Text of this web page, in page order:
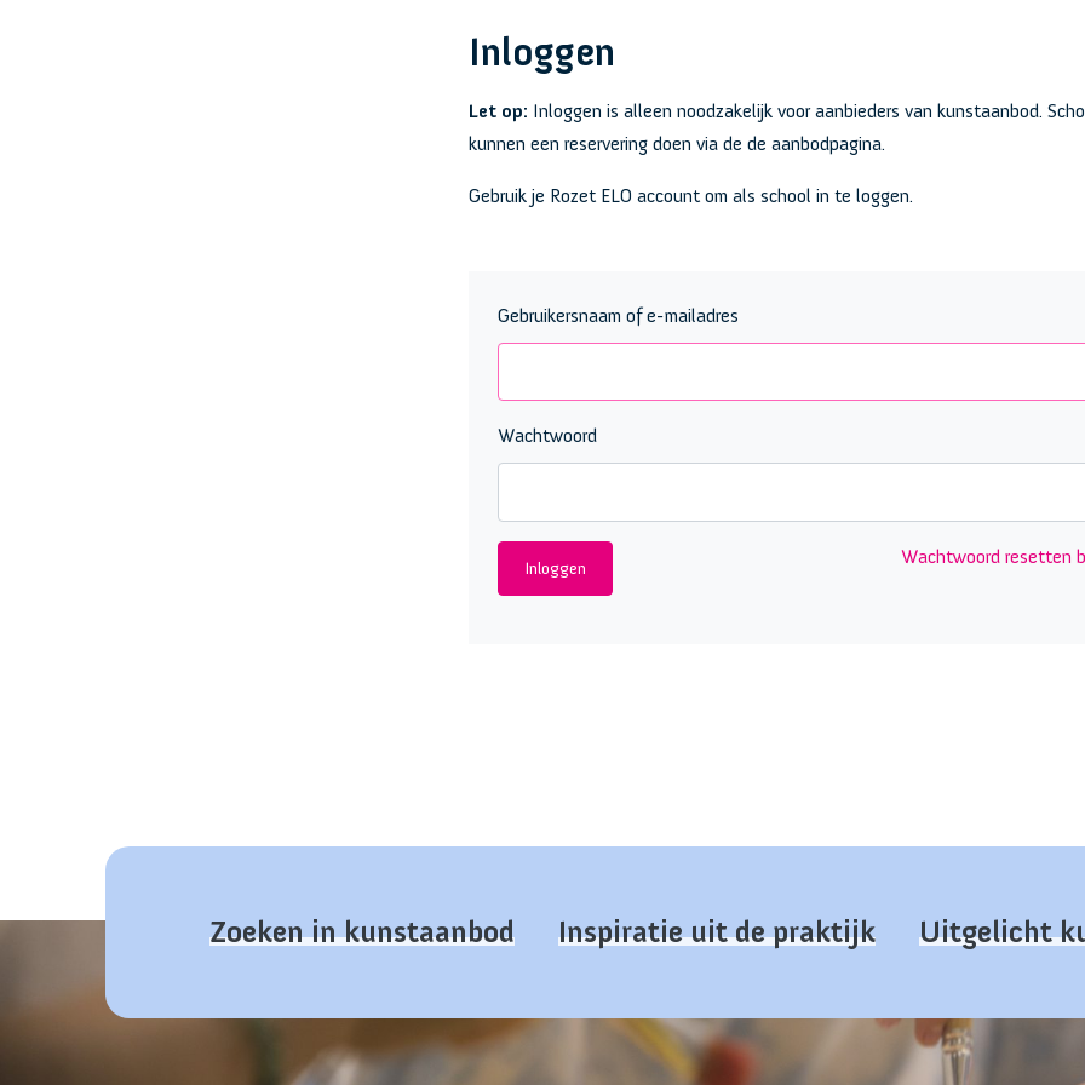
Inloggen
Let op: Inloggen is alleen noodzakelijk voor aanbieders van kunstaanbod.
kunnen een reservering doen via de de aanbodpagina.
Gebruik je Rozet ELO account om als school in te loggen.
Gebruikersnaam of e-mailadres
Wachtwoord
Wachtwoord resetten
Zoeken in kunstaanbod Inspiratie uit de praktijk Uitgelicht